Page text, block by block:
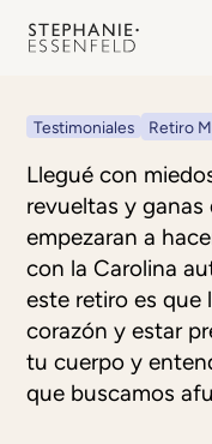
Testimoniales Retiro
Llegué con
revueltas y ganas
empezaran a
con la Carolina
este retiro es que
corazón y estar
tu cuerpo y
que buscamos